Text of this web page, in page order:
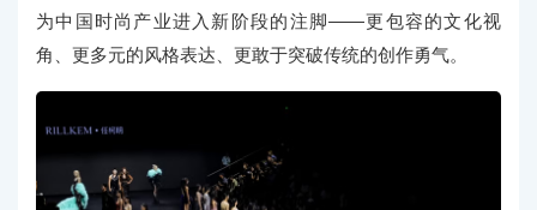
为中国时尚产业进入新阶段的注脚——更包容的文化视
角、更多元的风格表达、更敢于突破传统的创作勇气。